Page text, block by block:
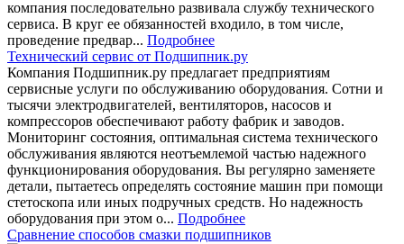
компания последовательно развивала службу технического
сервиса. В круг ее обязанностей входило, в том числе,
проведение предвар... Подробнее
Технический сервис от Подшипник.ру
Компания Подшипник.ру предлагает предприятиям
сервисные услуги по обслуживанию оборудования. Сотни и
тысячи электродвигателей, вентиляторов, насосов и
компрессоров обеспечивают работу фабрик и заводов.
Мониторинг состояния, оптимальная система технического
обслуживания являются неотъемлемой частью надежного
функционирования оборудования. Вы регулярно заменяете
детали, пытаетесь определять состояние машин при помощи
стетоскопа или иных подручных средств. Но надежность
оборудования при этом о... Подробнее
Сравнение способов смазки подшипников